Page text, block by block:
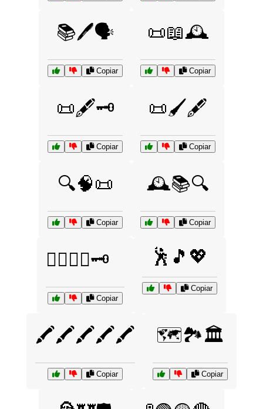
📚🖊️🗣️
Copiar
📜📖🕰️
Copiar
📜🖋️🗝️
Copiar
📜🖌️🖋️
Copiar
🔍🧠📜
Copiar
🕰️📚🔍
Copiar
🕵️‍♂️🔎📜🗝️
Copiar
🕺🎵💖
Copiar
🖍️🖍️🖍️🖍️🖍️
Copiar
🗺️🏞️🏛️
Copiar